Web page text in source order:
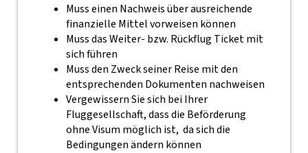
Muss einen Nachweis über ausreichende
finanzielle Mittel vorweisen können
Muss das Weiter- bzw. Rückflug Ticket mit
sich führen
Muss den Zweck seiner Reise mit den
entsprechenden Dokumenten nachweisen
Vergewissern Sie sich bei Ihrer
Fluggesellschaft, dass die Beförderung
ohne Visum möglich ist, da sich die
Bedingungen ändern können